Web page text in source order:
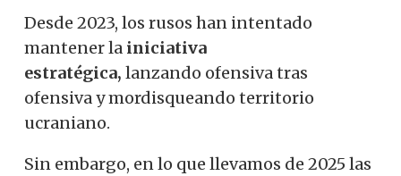
Desde 2023, los rusos han intentado
mantener la iniciativa
estratégica, lanzando ofensiva tras
ofensiva y mordisqueando territorio
ucraniano.
Sin embargo, en lo que llevamos de 2025 las